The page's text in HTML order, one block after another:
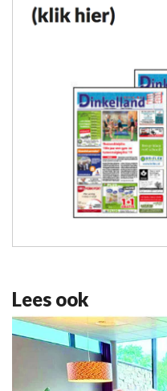
Lees ook